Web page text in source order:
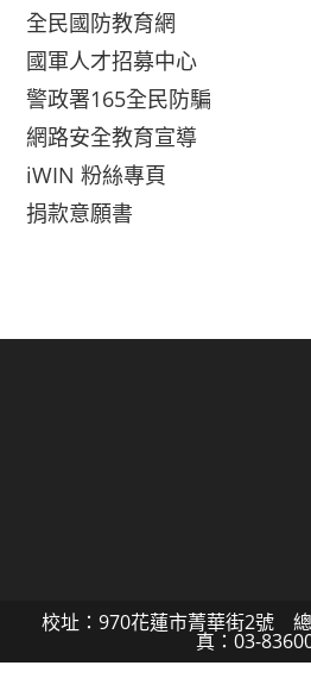
全民國防教育網
國軍人才招募中心
警政署165全民防騙
網路安全教育宣導
iWIN 粉絲專頁
捐款意願書
校址：970花蓮市菁華街2號
真：03-